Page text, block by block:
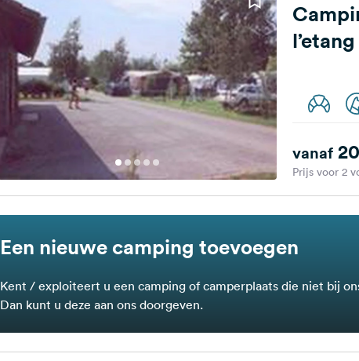
vanaf
Prijs voor 2
Een nieuwe camping toevoegen
Kent / exploiteert u een camping of camperplaats die niet bij
Dan kunt u deze aan ons doorgeven.